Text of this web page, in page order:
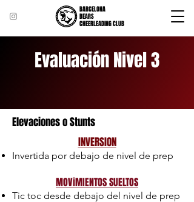
BARCELONA
BEARS
CHEERLEADING CLUB
Evaluación Nivel 3
Elevaciones o Stunts
INVERSION
Invertida por debajo de nivel de prep
MOViMIENTOS SUELTOS
Tic toc desde debajo del nivel de prep